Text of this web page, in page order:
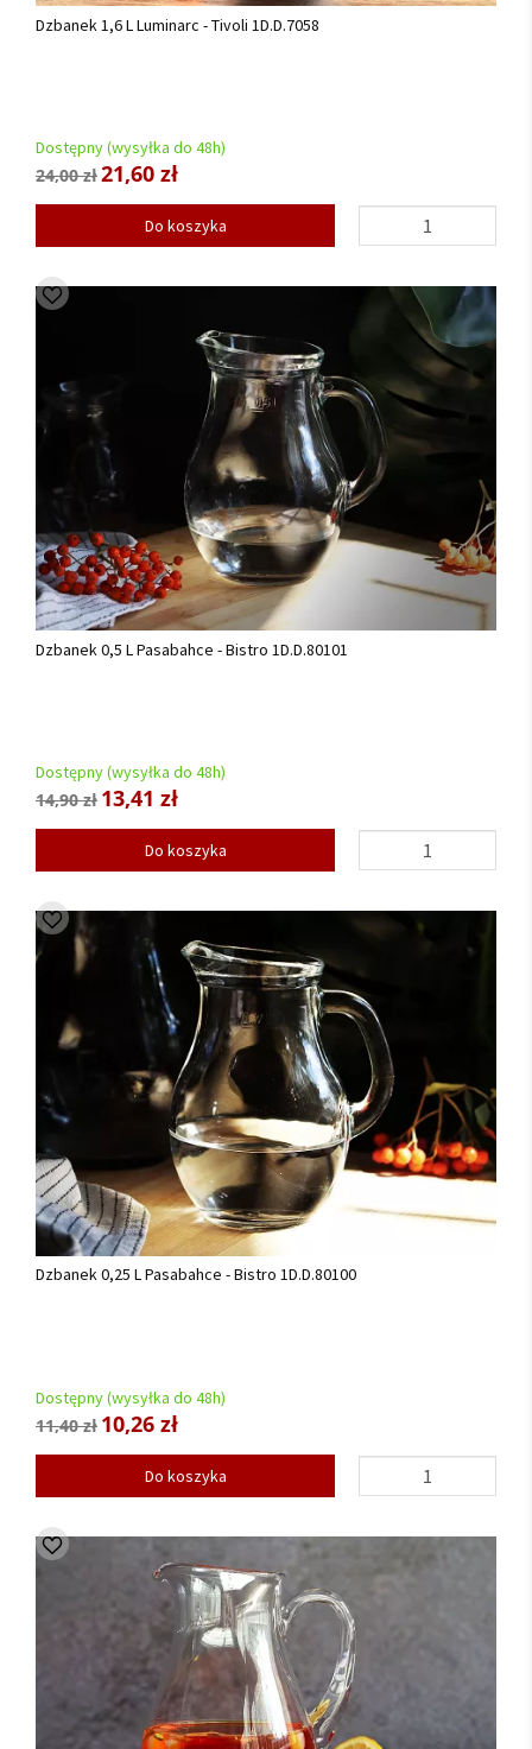
Dzbanek 1,6 L Luminarc - Tivoli 1D.D.7058
Dostępny (wysyłka do 48h)
24,00 zł21,60 zł
Do koszyka
Dzbanek 0,5 L Pasabahce - Bistro 1D.D.80101
Dostępny (wysyłka do 48h)
14,90 zł 13,41 zł
Do koszyka
Dzbanek 0,25 L Pasabahce - Bistro 1D.D.80100
Dostępny (wysyłka do 48h)
11,40 zł 10,26 zł
Do koszyka